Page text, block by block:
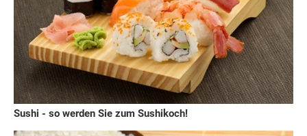
Sushi - so werden Sie zum Sushikoch!